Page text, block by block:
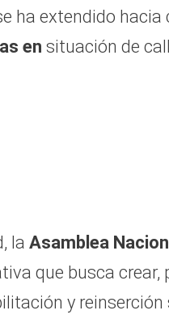
ha extendido
en situación de
la Asamblea
que busca crear,
y